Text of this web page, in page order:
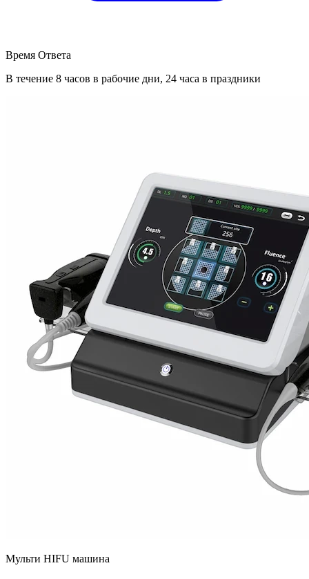
Время Ответа
В течение 8 часов в рабочие дни, 24 часа в праздники
Мульти HIFU машина